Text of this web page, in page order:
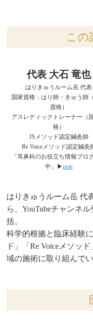
この
代表 大石 竜也
はりきゅうルーム岳 代表
国家資格：はり師・きゅう師
資格）
アスレティックトレーナー（
格）
JSメソッド認定鍼灸師
Re Voiceメソッド認定鍼灸
「耳鼻科のお役立ち情報ブロ
中」▶︎note
はりきゅうルーム岳 代
ら、YouTubeチャンネ
括。
科学的根拠と臨床経験
ド」「Re Voiceメソッ
域の施術に取り組んでい